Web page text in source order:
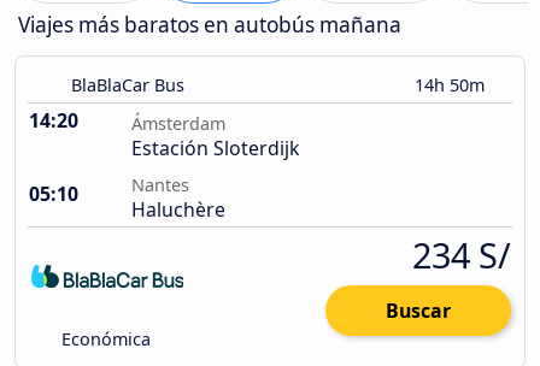
Viajes más baratos en autobús mañana
BlaBlaCar Bus 14h 50m
14:20 Ámsterdam
Estación Sloterdijk
05:10
Nantes
Haluchère
Económica
234 S/
Buscar